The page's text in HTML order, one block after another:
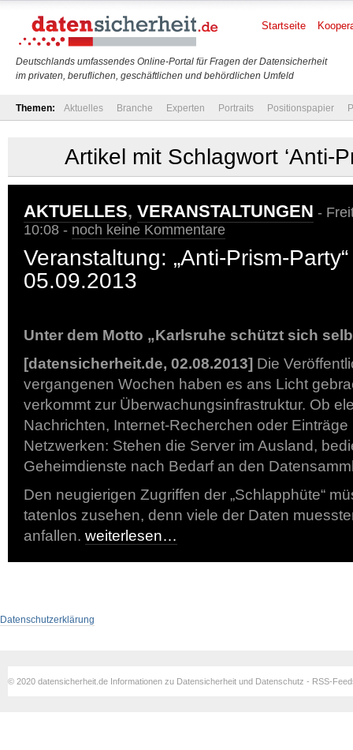
Deutschlands umfassendes Online-Portal für Fragen der Datensicherheit
im privaten, beruflichen, geschäftlichen und behördlichen Umfeld
Startseite
Themen: Aktuelles Branche Experten Portraits Positionspapier
Artikel mit Schlagwort ‘Anti-
AKTUELLES, VERANSTALTUNGEN -
10:08 - noch keine Kommentare
Veranstaltung: „Anti-Prism-
05.09.2013
Unter dem Motto „Karlsruhe schützt sich
[datensicherheit.de, 02.08.2013] Die
vergangenen Wochen haben es ans Licht
verkommt zur Überwachungsinfrastruktur. Ob
Nachrichten, Internet-Recherchen oder Einträge
Netzwerken: Stehen die Server im Ausland,
Geheimdienste nach Bedarf an den
Den neugierigen Zugriffen der „Schlapphüte“
tatenlos zusehen, denn viele der Daten
anfallen. weiterlesen…
Datenschutzerklärung
© 2020 datensicherheit.de Informationen zu Datensicherheit und Datenschutz - RSS-